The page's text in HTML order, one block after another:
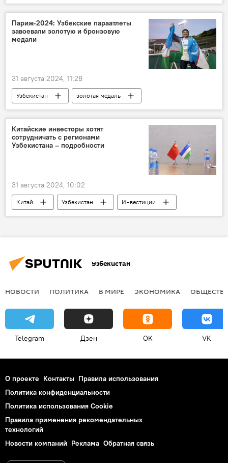
текстильная продукция
производство
сотрудничество
текстильная фабрика
Париж-2024: Узбекские параатлеты
завоевали золотую и бронзовую
медали
31 августа 2024, 11:28
Узбекистан
золотая медаль
параатлеты
Париж
олимпиада
Спорт
Китайские инвесторы хотят
сотрудничать с регионами
Узбекистана – подробности
31 августа 2024, 10:02
Китай Узбекистан
Инвестиции
бизнес
сотрудничество
Узбекистан
НОВОСТИ ПОЛИТИКА В МИРЕ ЭКОНОМИКА
Telegram Дзен OK VK
О проекте Контакты Правила использования
Политика конфиденциальности
Политика использования Cookie
Правила применения рекомендательных
технологий
Новости компаний Реклама Обратная связь